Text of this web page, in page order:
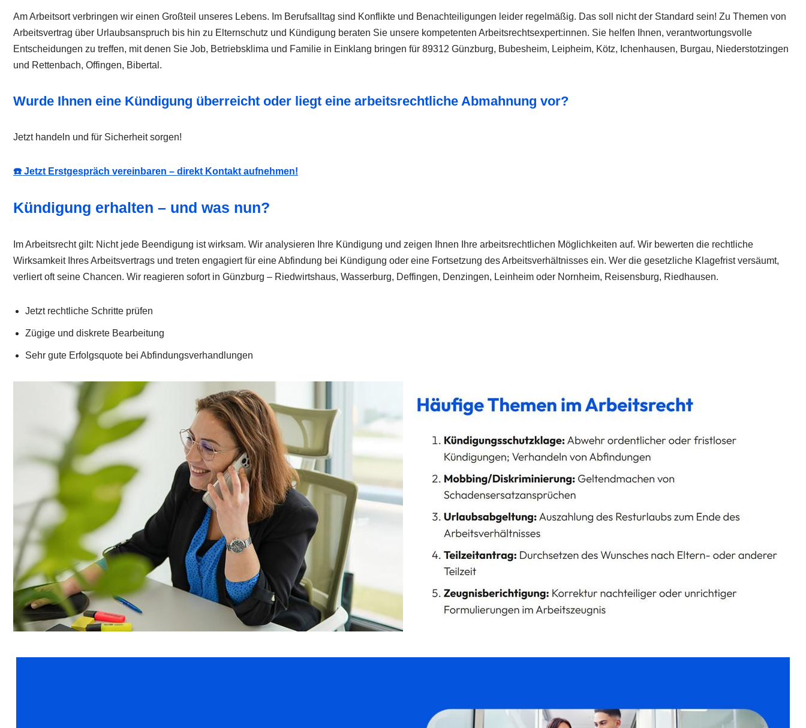
Am Arbeitsort verbringen wir einen Großteil unseres Lebens. Im Berufsalltag sind Konflikte und Benachteiligungen leider regelmäßig. Das soll nicht der Standard sein! Zu Themen von
Arbeitsvertrag über Urlaubsanspruch bis hin zu Elternschutz und Kündigung beraten Sie unsere kompetenten Arbeitsrechtsexpert:innen. Sie helfen Ihnen, verantwortungsvolle
Entscheidungen zu treffen, mit denen Sie Job, Betriebsklima und Familie in Einklang bringen für 89312 Günzburg, Bubesheim, Leipheim, Kötz, Ichenhausen, Burgau, Niederstotzingen
und Rettenbach, Offingen, Bibertal.
Wurde Ihnen eine Kündigung überreicht oder liegt eine arbeitsrechtliche Abmahnung vor?
Jetzt handeln und für Sicherheit sorgen!
☎️ Jetzt Erstgespräch vereinbaren – direkt Kontakt aufnehmen!
Kündigung erhalten – und was nun?
Im Arbeitsrecht gilt: Nicht jede Beendigung ist wirksam. Wir analysieren Ihre Kündigung und zeigen Ihnen Ihre arbeitsrechtlichen Möglichkeiten auf. Wir bewerten die rechtliche
Wirksamkeit Ihres Arbeitsvertrags und treten engagiert für eine Abfindung bei Kündigung oder eine Fortsetzung des Arbeitsverhältnisses ein. Wer die gesetzliche Klagefrist versäumt,
verliert oft seine Chancen. Wir reagieren sofort in Günzburg – Riedwirtshaus, Wasserburg, Deffingen, Denzingen, Leinheim oder Nornheim, Reisensburg, Riedhausen.
Jetzt rechtliche Schritte prüfen
Zügige und diskrete Bearbeitung
Sehr gute Erfolgsquote bei Abfindungsverhandlungen